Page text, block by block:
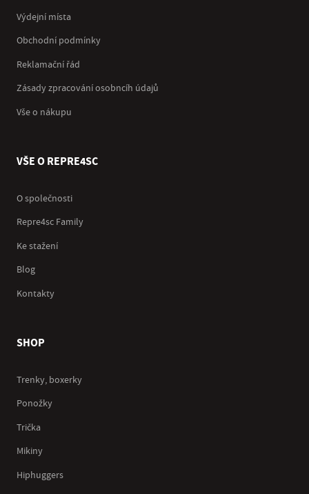
Výdejní místa
Obchodní podmínky
Reklamační řád
Zásady zpracování osobncíh údajů
Vše o nákupu
VŠE O REPRE4SC
O společnosti
Repre4sc Family
Ke stažení
Blog
Kontakty
SHOP
Trenky, boxerky
Ponožky
Trička
Mikiny
Hiphuggers